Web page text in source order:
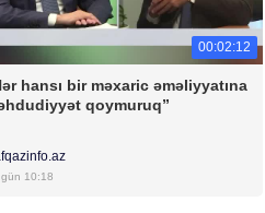
00:02:12
hansı bir məxaric əməliyyatına
qoymuruq”
gün 10:18